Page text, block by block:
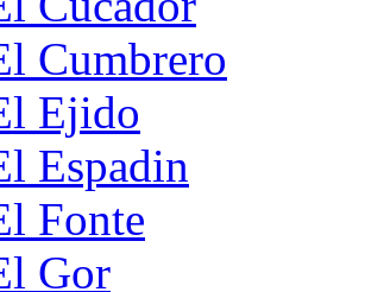
Cumbrero
Ejido
Espadin
Fonte
Gor